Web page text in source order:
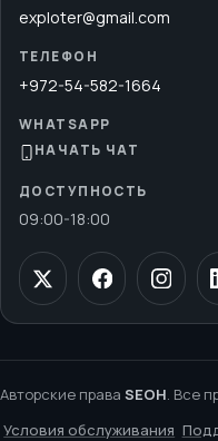
exploter@gmail.com
ТЕЛЕФОН
+972-54-582-1664
WHATSAPP
НАЧАТЬ ЧАТ
ДОСТУПНОСТЬ
09:00-18:00
Авторские права SEOH. Все
Условия обслуживания